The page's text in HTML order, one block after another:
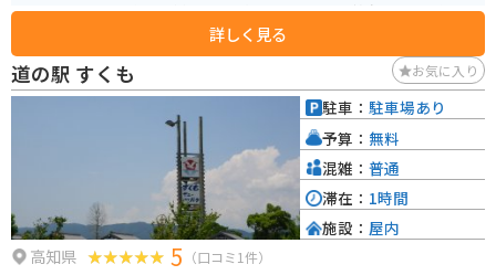
と360°のパノラマビューが楽しめる展望スポットです。 柏島を眼下に眺める
絶景が広がり、展望台から観音岩の間には遊歩道が整備されているため、断
崖絶壁を眺めながらの散策を楽しめる他、タイミングが合えば野生の猿に出
会える大堂お猿公園にも立ち寄ることができます。 展望台に行くまでに駐車
場がありますが、展望台の近くまで車やバイクで上ることもできます。た
だ、道は狭くバイクでのすれ違いはできても、車では少し難しいかもしれま
せん。200円の協力金を入れる箱がありますが、無料でも展望台まで行けま
詳しく見る
道の駅 すくも お気に入り
高知県 5 （口コミ1件）
駐車： 駐車場あり
予算： 無料
混雑： 普通
滞在： 1時間
施設： 屋内